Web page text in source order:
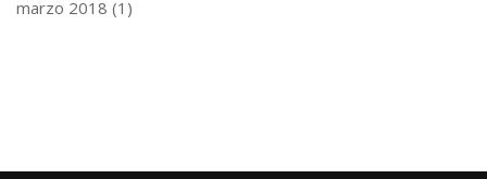
marzo 2018 (1)